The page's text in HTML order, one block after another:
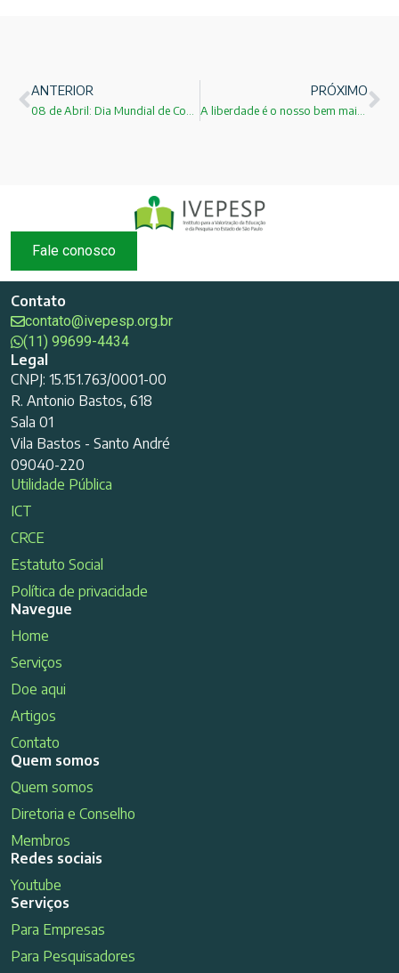
ANTERIOR PRÓXIMO
Fale conosco
Contato
contato@ivepesp.org.br
(11) 99699-4434
Legal
CNPJ: 15.151.763/0001-00
R. Antonio Bastos, 618
Sala 01
Vila Bastos - Santo André
09040-220
Utilidade Pública
ICT
CRCE
Estatuto Social
Política de privacidade
Navegue
Home
Serviços
Doe aqui
Artigos
Contato
Quem somos
Quem somos
Diretoria e Conselho
Membros
Redes sociais
Youtube
Serviços
Para Empresas
Para Pesquisadores